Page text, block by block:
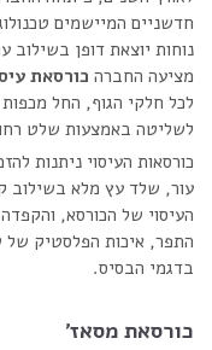
חדשניים המיישמים
נוחות יוצאת דופן בשילוב
מציעה החברה כורסאת
לכל חלקי הגוף, החל מכפות
לשליטה באמצעות שלט
כורסאות העיסוי ניתנות
עור, שלד עץ מלא בשילוב
העיסוי של הכורסא,
התפר, איכות הפלסטיק של
בדגמי הבסיס.
כורסאת מסאז'